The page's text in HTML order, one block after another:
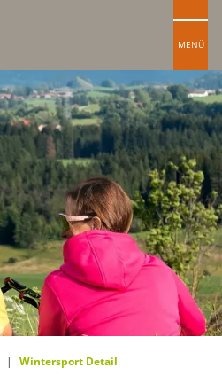
MENÜ
Wintersport Detail